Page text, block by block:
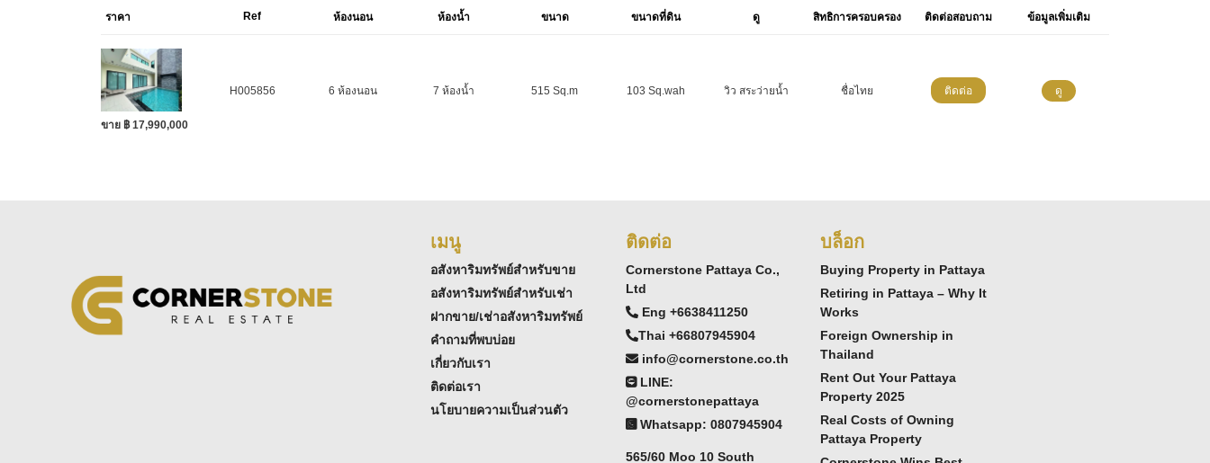
ราคา Ref ห้องนอน ห้องน้ำ ขนาด ขนาดที่ดิน ดู สิทธิการครอบครอง ติดต่อสอบถาม ข้อมูลเพิ่มเติม
ขาย ฿ 17,990,000
H005856 6 ห้องนอน 7 ห้องน้ำ 515 Sq.m 103 Sq.wah วิว สระว่ายน้ำ ชื่อไทย ติดต่อ ดู
เมนู
อสังหาริมทรัพย์สำหรับขาย
อสังหาริมทรัพย์สำหรับเช่า
ฝากขาย/เช่าอสังหาริมทรัพย์
คำถามที่พบบ่อย
เกี่ยวกับเรา
ติดต่อเรา
นโยบายความเป็นส่วนตัว
ติดต่อ
Cornerstone Pattaya Co.,
Ltd
Eng +6638411250
Thai +66807945904
info@cornerstone.co.th
LINE:
@cornerstonepattaya
Whatsapp: 0807945904
565/60 Moo 10 South
บล็อก
Buying Property in Pattaya
Retiring in Pattaya – Why It
Works
Foreign Ownership in
Thailand
Rent Out Your Pattaya
Property 2025
Real Costs of Owning
Pattaya Property